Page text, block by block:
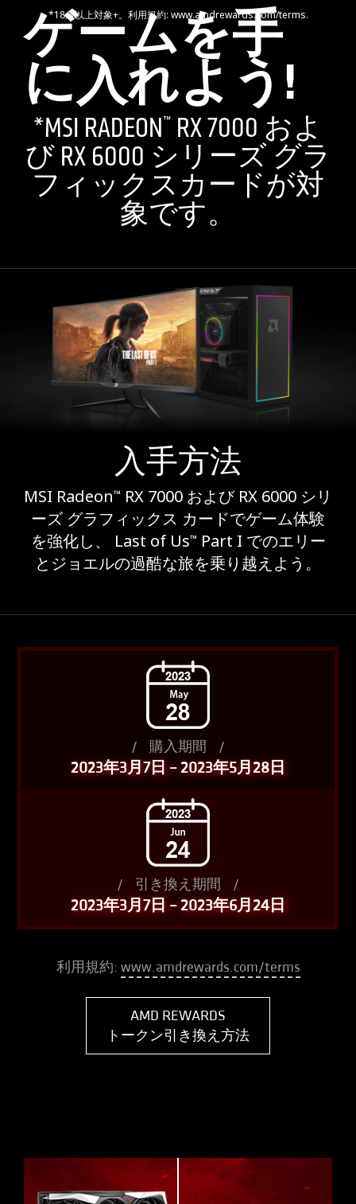
*18歳以上対象+。利用規約: www.amdrewards.com/terms.
ゲームを手
に入れよう!
*MSI RADEON™ RX 7000 およ
び RX 6000 シリーズ グラ
フィックスカードが対
象です。
入手方法
MSI Radeon™ RX 7000 および RX 6000 シリ
ーズ グラフィックス カードでゲーム体験
を強化し、 Last of Us™ Part I でのエリー
とジョエルの過酷な旅を乗り越えよう。
/ 購入期間 /
2023年3月7日 – 2023年5月28日
/ 引き換え期間 /
2023年3月7日 – 2023年6月24日
利用規約: www.amdrewards.com/terms
AMD REWARDS
トークン引き換え方法